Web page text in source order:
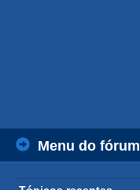
Menu do fórum